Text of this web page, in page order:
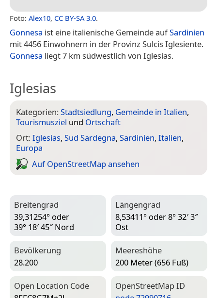
Foto: Alex10, CC BY-SA 3.0.
Gonnesa ist eine italienische Gemeinde aufSardinien
mit 4456 Einwohnern in der Provinz Sulcis Iglesiente.
Gonnesa liegt 7 km südwestlich von Iglesias.
Iglesias
Kategorien:Stadtsiedlung, Gemeinde in Italien,
Tourismusziel und Ortschaft
Ort:Iglesias, Sud Sardegna, Sardinien, Italien,
Europa
Auf Open­Street­Map ansehen
Breitengrad
39,31254° oder
39° 18′ 45″ Nord
Längengrad
8,53411° oder 8° 32′ 3″
Ost
Bevölkerung
28.200
Meereshöhe
200 Meter (656 Fuß)
Open Location Code
Open­Street­Map ID